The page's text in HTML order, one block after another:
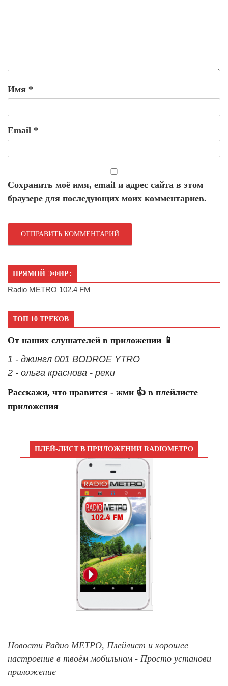
Имя *
Email *
Сохранить моё имя, email и адрес сайта в этом
браузере для последующих моих комментариев.
ПРЯМОЙ ЭФИР:
Radio METRO 102.4 FM
ТОП 10 ТРЕКОВ
От наших слушателей в приложении 📱
1 - джингл 001 BODROE YTRO
2 - ольга краснова - реки
Расскажи, что нравится - жми 👍 в плейлисте
приложения
ПЛЕЙ-ЛИСТ В ПРИЛОЖЕНИИ RADIOМЕТРО
Новости Радио МЕТРО, Плейлист и хорошее
настроение в твоём мобильном - Просто установи
приложение